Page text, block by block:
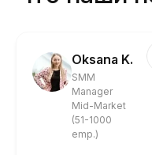
Oksana K.
SMM
Manager
Mid-Market
(51-1000
emp.)